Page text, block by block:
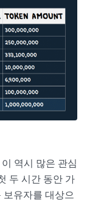
역시 많은 관심
두 시간 동안 가
보유자를 대상으